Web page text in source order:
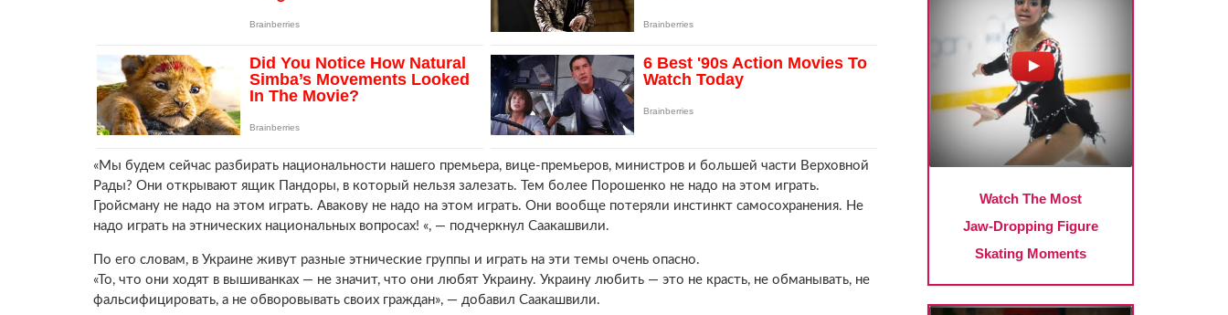
«Мы будем сейчас разбирать национальности нашего премьера, вице-премьеров, министров и большей части Верховной
Рады? Они открывают ящик Пандоры, в который нельзя залезать. Тем более Порошенко не надо на этом играть.
Гройсману не надо на этом играть. Авакову не надо на этом играть. Они вообще потеряли инстинкт самосохранения. Не
надо играть на этнических национальных вопросах! «, — подчеркнул Саакашвили.
По его словам, в Украине живут разные этнические группы и играть на эти темы очень опасно.
«То, что они ходят в вышиванках — не значит, что они любят Украину. Украину любить — это не красть, не обманывать, не
фальсифицировать, а не обворовывать своих граждан», — добавил Саакашвили.